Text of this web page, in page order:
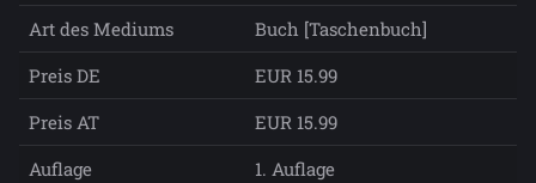
Art des Mediums
Buch [Taschenbuch]
Preis DE
EUR 15.99
Preis AT
EUR 15.99
Auflage
1. Auflage